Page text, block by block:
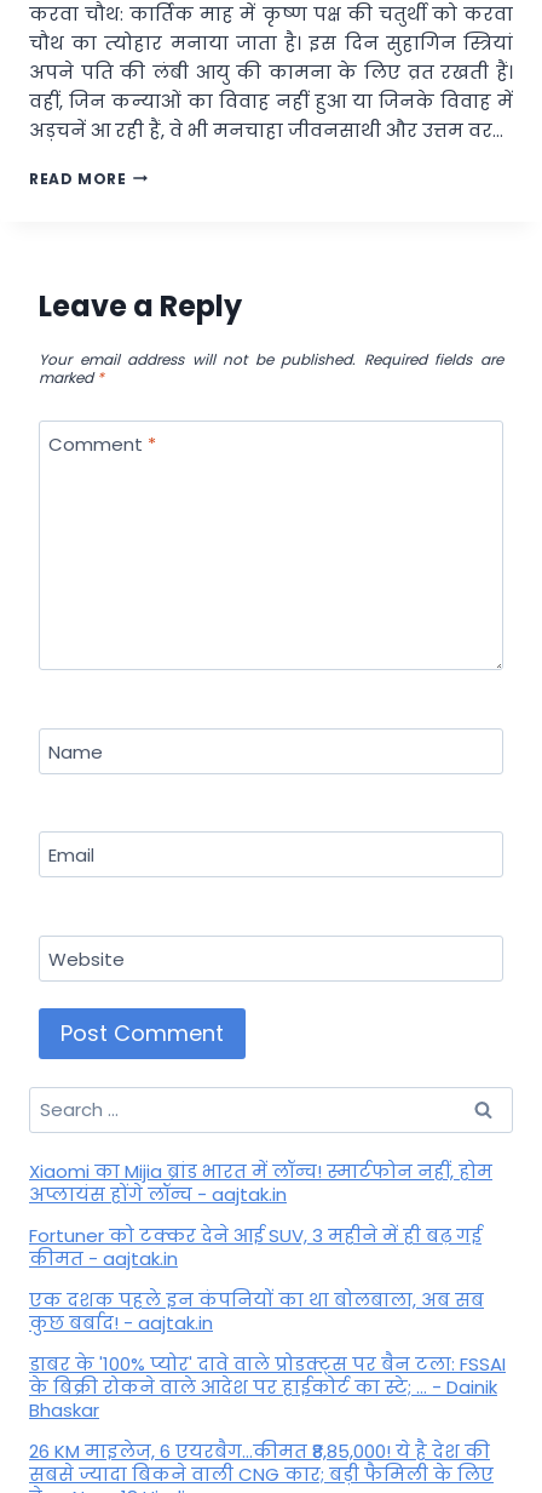
करवा चौथ: कार्तिक माह में कृष्‍ण पक्ष की चतुर्थी को करवा
चौथ का त्‍योहार मनाया जाता है। इस दिन सुहागिन स्त्रियां
अपने पति की लंबी आयु की कामना के लिए व्रत रखती हैं।
वहीं, जिन कन्‍याओं का विवाह नहीं हुआ या जिनके विवाह में
अड़चनें आ रही हैं, वे भी मनचाहा जीवनसाथी और उत्तम वर…
READ MORE करवा
करने
मिलता
वैवाहिक
जीवन
Leave a Reply
Your email address will not be published. Required fields are
marked*
Comment *
Name
Email
Website
Search
for:
Xiaomi का Mijia ब्रांड भारत में लॉन्च! स्मार्टफोन नहीं, होम
अप्लायंस होंगे लॉन्च - aajtak.in
Fortuner को टक्कर देने आई SUV, 3 महीने में ही बढ़ गई
कीमत - aajtak.in
एक दशक पहले इन कंपनियों का था बोलबाला, अब सब
कुछ बर्बाद! - aajtak.in
डाबर के '100% प्योर' दावे वाले प्रोडक्ट्स पर बैन टला: FSSAI
के बिक्री रोकने वाले आदेश पर हाईकोर्ट का स्टे; ... - Dainik
Bhaskar
26 KM माइलेज, 6 एयरबैग...कीमत ₹8,85,000! ये है देश की
सबसे ज्यादा बिकने वाली CNG कार; बड़ी फैमिली के लिए